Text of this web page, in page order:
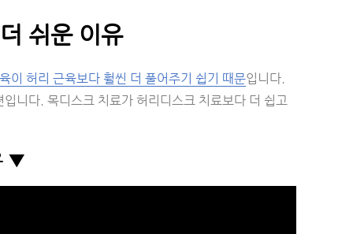
쉬운 이유
이 허리 근육보다 훨씬 더 풀어주기 쉽기 때문입니다.
니다. 목디스크 치료가 허리디스크 치료보다 더 쉽고
▼